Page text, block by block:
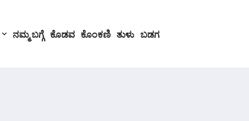
ನಮ್ಮ ಬಗ್ಗೆ ಕೊಡವ ಕೊಂಕಣಿ ತುಳು ಬಡಗ